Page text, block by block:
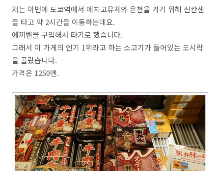
저는 이번에 도쿄역에서 에치고유자와 온천을 가기 위해 신칸센
을 타고 약 2시간을 이동하는데요.
에끼벤을 구입해서 타기로 했습니다.
그래서 이 가게의 인기 1위라고 하는 소고기가 들어있는 도시락
을 골랐습니다.
가격은 1250엔.